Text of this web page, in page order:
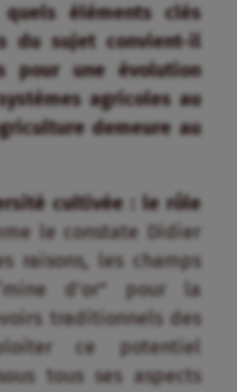
éléments clés
du sujet convient-il
pour une évolution
agricoles au
demeure au
cultivée : le rôle
le constate Didier
raisons, les champs
d’or” pour la
traditionnels des
ce potentiel
tous ses aspects